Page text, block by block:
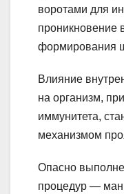
воротами для
проникновение
формирования
Влияние
на организм,
иммунитета,
механизмом
Опасно
процедур —